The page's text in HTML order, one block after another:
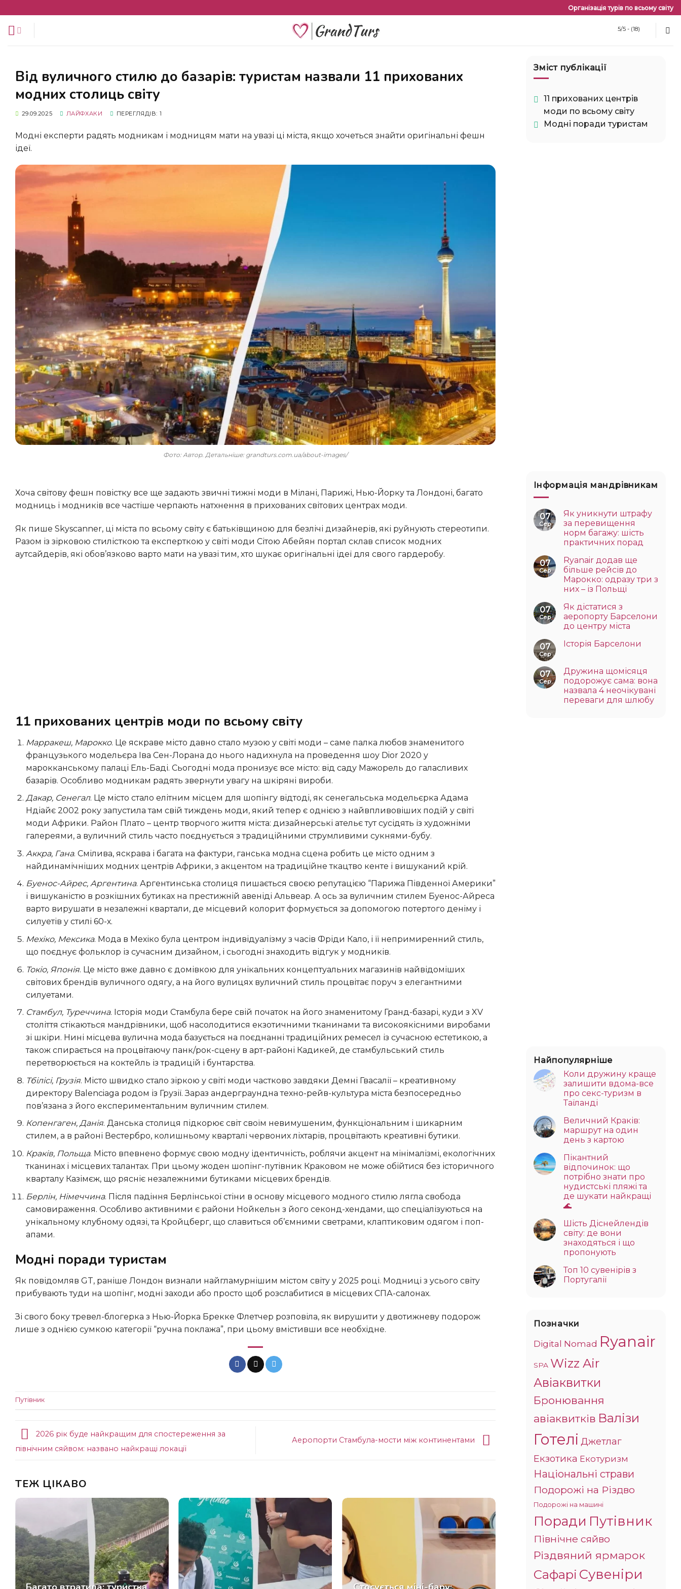
змісту
Організація турів по всьому світу
5/5 - (18)
Від вуличного стилю до базарів: туристам назвали 11 прихованих
модних столиць світу
29.09.2025 ЛАЙФХАКИ ПЕРЕГЛЯДІВ: 1
Модні експерти радять модникам і модницям мати на увазі ці міста, якщо хочеться знайти оригінальні фешн
ідеї.
Фото: Автор. Детальніше: grandturs.com.ua/about-images/
Хоча світову фешн повістку все ще задають звичні тижні моди в Мілані, Парижі, Нью-Йорку та Лондоні, багато
модниць і модників все частіше черпають натхнення в прихованих світових центрах моди.
Як пише Skyscanner, ці міста по всьому світу є батьківщиною для безлічі дизайнерів, які руйнують стереотипи.
Разом із зірковою стилісткою та експерткою у світі моди Сітою Абейян портал склав список модних
аутсайдерів, які обов’язково варто мати на увазі тим, хто шукає оригінальні ідеї для свого гардеробу.
11 прихованих центрів моди по всьому світу
Марракеш, Марокко. Це яскраве місто давно стало музою у світі моди – саме палка любов знаменитого
французького модельєра Іва Сен-Лорана до нього надихнула на проведення шоу Dior 2020 у
марокканському палаці Ель-Баді. Сьогодні мода пронизує все місто: від саду Мажорель до галасливих
базарів. Особливо модникам радять звернути увагу на шкіряні вироби.
Дакар, Сенегал. Це місто стало елітним місцем для шопінгу відтоді, як сенегальська модельєрка Адама
Ндіайє 2002 року запустила там свій тиждень моди, який тепер є однією з найвпливовіших подій у світі
моди Африки. Район Плато – центр творчого життя міста: дизайнерські ательє тут сусідять із художніми
галереями, а вуличний стиль часто поєднується з традиційними струмливими сукнями-бубу.
Аккра, Гана. Смілива, яскрава і багата на фактури, ганська модна сцена робить це місто одним з
найдинамічніших модних центрів Африки, з акцентом на традиційне ткацтво кенте і вишуканий крій.
Буенос-Айрес, Аргентина. Аргентинська столиця пишається своєю репутацією “Парижа Південної Америки”
і вишуканістю в розкішних бутиках на престижній авеніді Альвеар. А ось за вуличним стилем Буенос-Айреса
варто вирушати в незалежні квартали, де місцевий колорит формується за допомогою потертого деніму і
силуетів у стилі 60-х.
Мехіко, Мексика. Мода в Мехіко була центром індивідуалізму з часів Фріди Кало, і її непримиренний стиль,
що поєднує фольклор із сучасним дизайном, і сьогодні знаходить відгук у модників.
Токіо, Японія. Це місто вже давно є домівкою для унікальних концептуальних магазинів найвідоміших
світових брендів вуличного одягу, а на його вулицях вуличний стиль процвітає поруч з елегантними
силуетами.
Стамбул, Туреччина. Історія моди Стамбула бере свій початок на його знаменитому Гранд-базарі, куди з XV
століття стікаються мандрівники, щоб насолодитися екзотичними тканинами та високоякісними виробами
зі шкіри. Нині місцева вулична мода базується на поєднанні традиційних ремесел із сучасною естетикою, а
також спирається на процвітаючу панк/рок-сцену в арт-районі Кадикей, де стамбульський стиль
перетворюється на коктейль із традицій і бунтарства.
Тбілісі, Грузія. Місто швидко стало зіркою у світі моди частково завдяки Демні Гвасалії – креативному
директору Balenciaga родом із Грузії. Зараз андерграундна техно-рейв-культура міста безпосередньо
пов’язана з його експериментальним вуличним стилем.
Копенгаген, Данія. Данська столиця підкорює світ своїм невимушеним, функціональним і шикарним
стилем, а в районі Вестербро, колишньому кварталі червоних ліхтарів, процвітають креативні бутики.
Краків, Польща. Місто впевнено формує свою модну ідентичність, роблячи акцент на мінімалізмі, екологічних
тканинах і місцевих талантах. При цьому жоден шопінг-путівник Краковом не може обійтися без історичного
кварталу Казімєж, що рясніє незалежними бутиками місцевих брендів.
Берлін, Німеччина. Після падіння Берлінської стіни в основу місцевого модного стилю лягла свобода
самовираження. Особливо активними є райони Нойкельн з його секонд-хендами, що спеціалізуються на
унікальному клубному одязі, та Кройцберг, що славиться об’ємними светрами, клаптиковим одягом і поп-
апами.
Модні поради туристам
Як повідомляв GT, раніше Лондон визнали найгламурнішим містом світу у 2025 році. Модниці з усього світу
прибувають туди на шопінг, модні заходи або просто щоб розслабитися в місцевих СПА-салонах.
Зі свого боку тревел-блогерка з Нью-Йорка Брекке Флетчер розповіла, як вирушити у двотижневу подорож
лише з однією сумкою категорії “ручна поклажа”, при цьому вмістивши все необхідне.
Путівник
2026 рік буде найкращим для спостереження за
північним сяйвом: названо найкращі локації
Аеропорти Стамбула-мости між континентами
ТЕЖ ЦІКАВО
Безпека в Туреччині: що
Зміст публікації
11 прихованих центрів
моди по всьому світу
Модні поради туристам
Інформація мандрівникам
07
Сер
Як уникнути штрафу
за перевищення
норм багажу: шість
практичних порад
07
Сер
Ryanair додав ще
більше рейсів до
Марокко: одразу три з
них – із Польщі
07
Сер
Як дістатися з
аеропорту Барселони
до центру міста
07
Сер
Історія Барселони
07
Сер
Дружина щомісяця
подорожує сама: вона
назвала 4 неочікувані
переваги для шлюбу
Найпопулярніше
Коли дружину краще
залишити вдома-все
про секс-туризм в
Таїланді
Величний Краків:
маршрут на один
день з картою
Пікантний
відпочинок: що
потрібно знати про
нудистські пляжі та
де шукати найкращі
🌊
Шість Діснейлендів
світу: де вони
знаходяться і що
пропонують
Топ 10 сувенірів з
Португалії
Позначки
Digital Nomad Ryanair
SPA Wizz Air
Авіаквитки
Бронювання
авіаквитків Валізи
Готелі Джетлаг
Екзотика Екотуризм
Національні страви
Подорожі на Різдво
Подорожі на машині
Поради Путівник
Північне сяйво
Різдвяний ярмарок
Сафарі Сувеніри